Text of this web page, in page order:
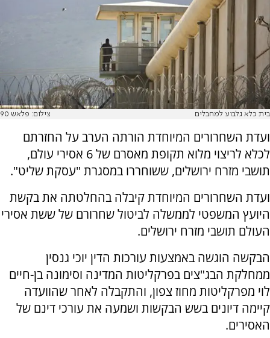
בית כלא גלבוע למחבלים צילום: פלאש 90
ועדת השחרורים המיוחדת הורתה הערב על החזרתם
לכלא לריצוי מלוא תקופת מאסרם של 6 אסירי עולם,
תושבי מזרח ירושלים, ששוחררו במסגרת "עסקת שליט".
ועדת השחרורים המיוחדת קיבלה בהחלטתה את בקשת
היועץ המשפטי לממשלה לביטול שחרורם של ששת אסירי
העולם תושבי מזרח ירושלים.
הבקשה הוגשה באמצעות עורכות הדין יוכי גנסין
ממחלקת הבג"צים בפרקליטות המדינה וסימונה בן-חיים
לוי מפרקליטות מחוז צפון, והתקבלה לאחר שהוועדה
קיימה דיונים בשש הבקשות ושמעה את עורכי דינם של
האסירים.